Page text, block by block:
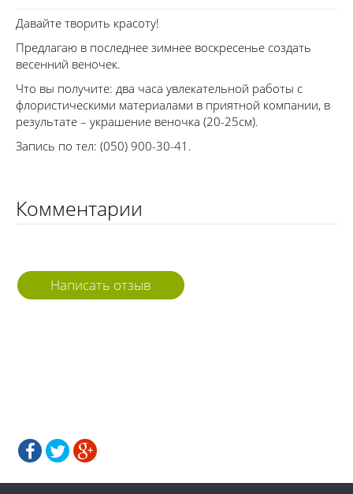
Давайте творить красоту!
Предлагаю в последнее зимнее воскресенье создать
весенний веночек.
Что вы получите: два часа увлекательной работы с
флористическими материалами в приятной компании, в
результате – украшение веночка (20-25см).
Запись по тел: (050) 900-30-41.
Комментарии
Написать отзыв